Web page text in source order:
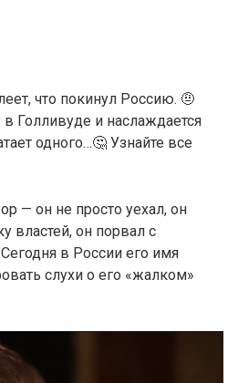
что покинул Россию. 🤨
в Голливуде и наслаждается
одного…🤔 Узнайте все
— он не просто уехал, он
властей, он порвал с
Сегодня в России его имя
слухи о его «жалком»